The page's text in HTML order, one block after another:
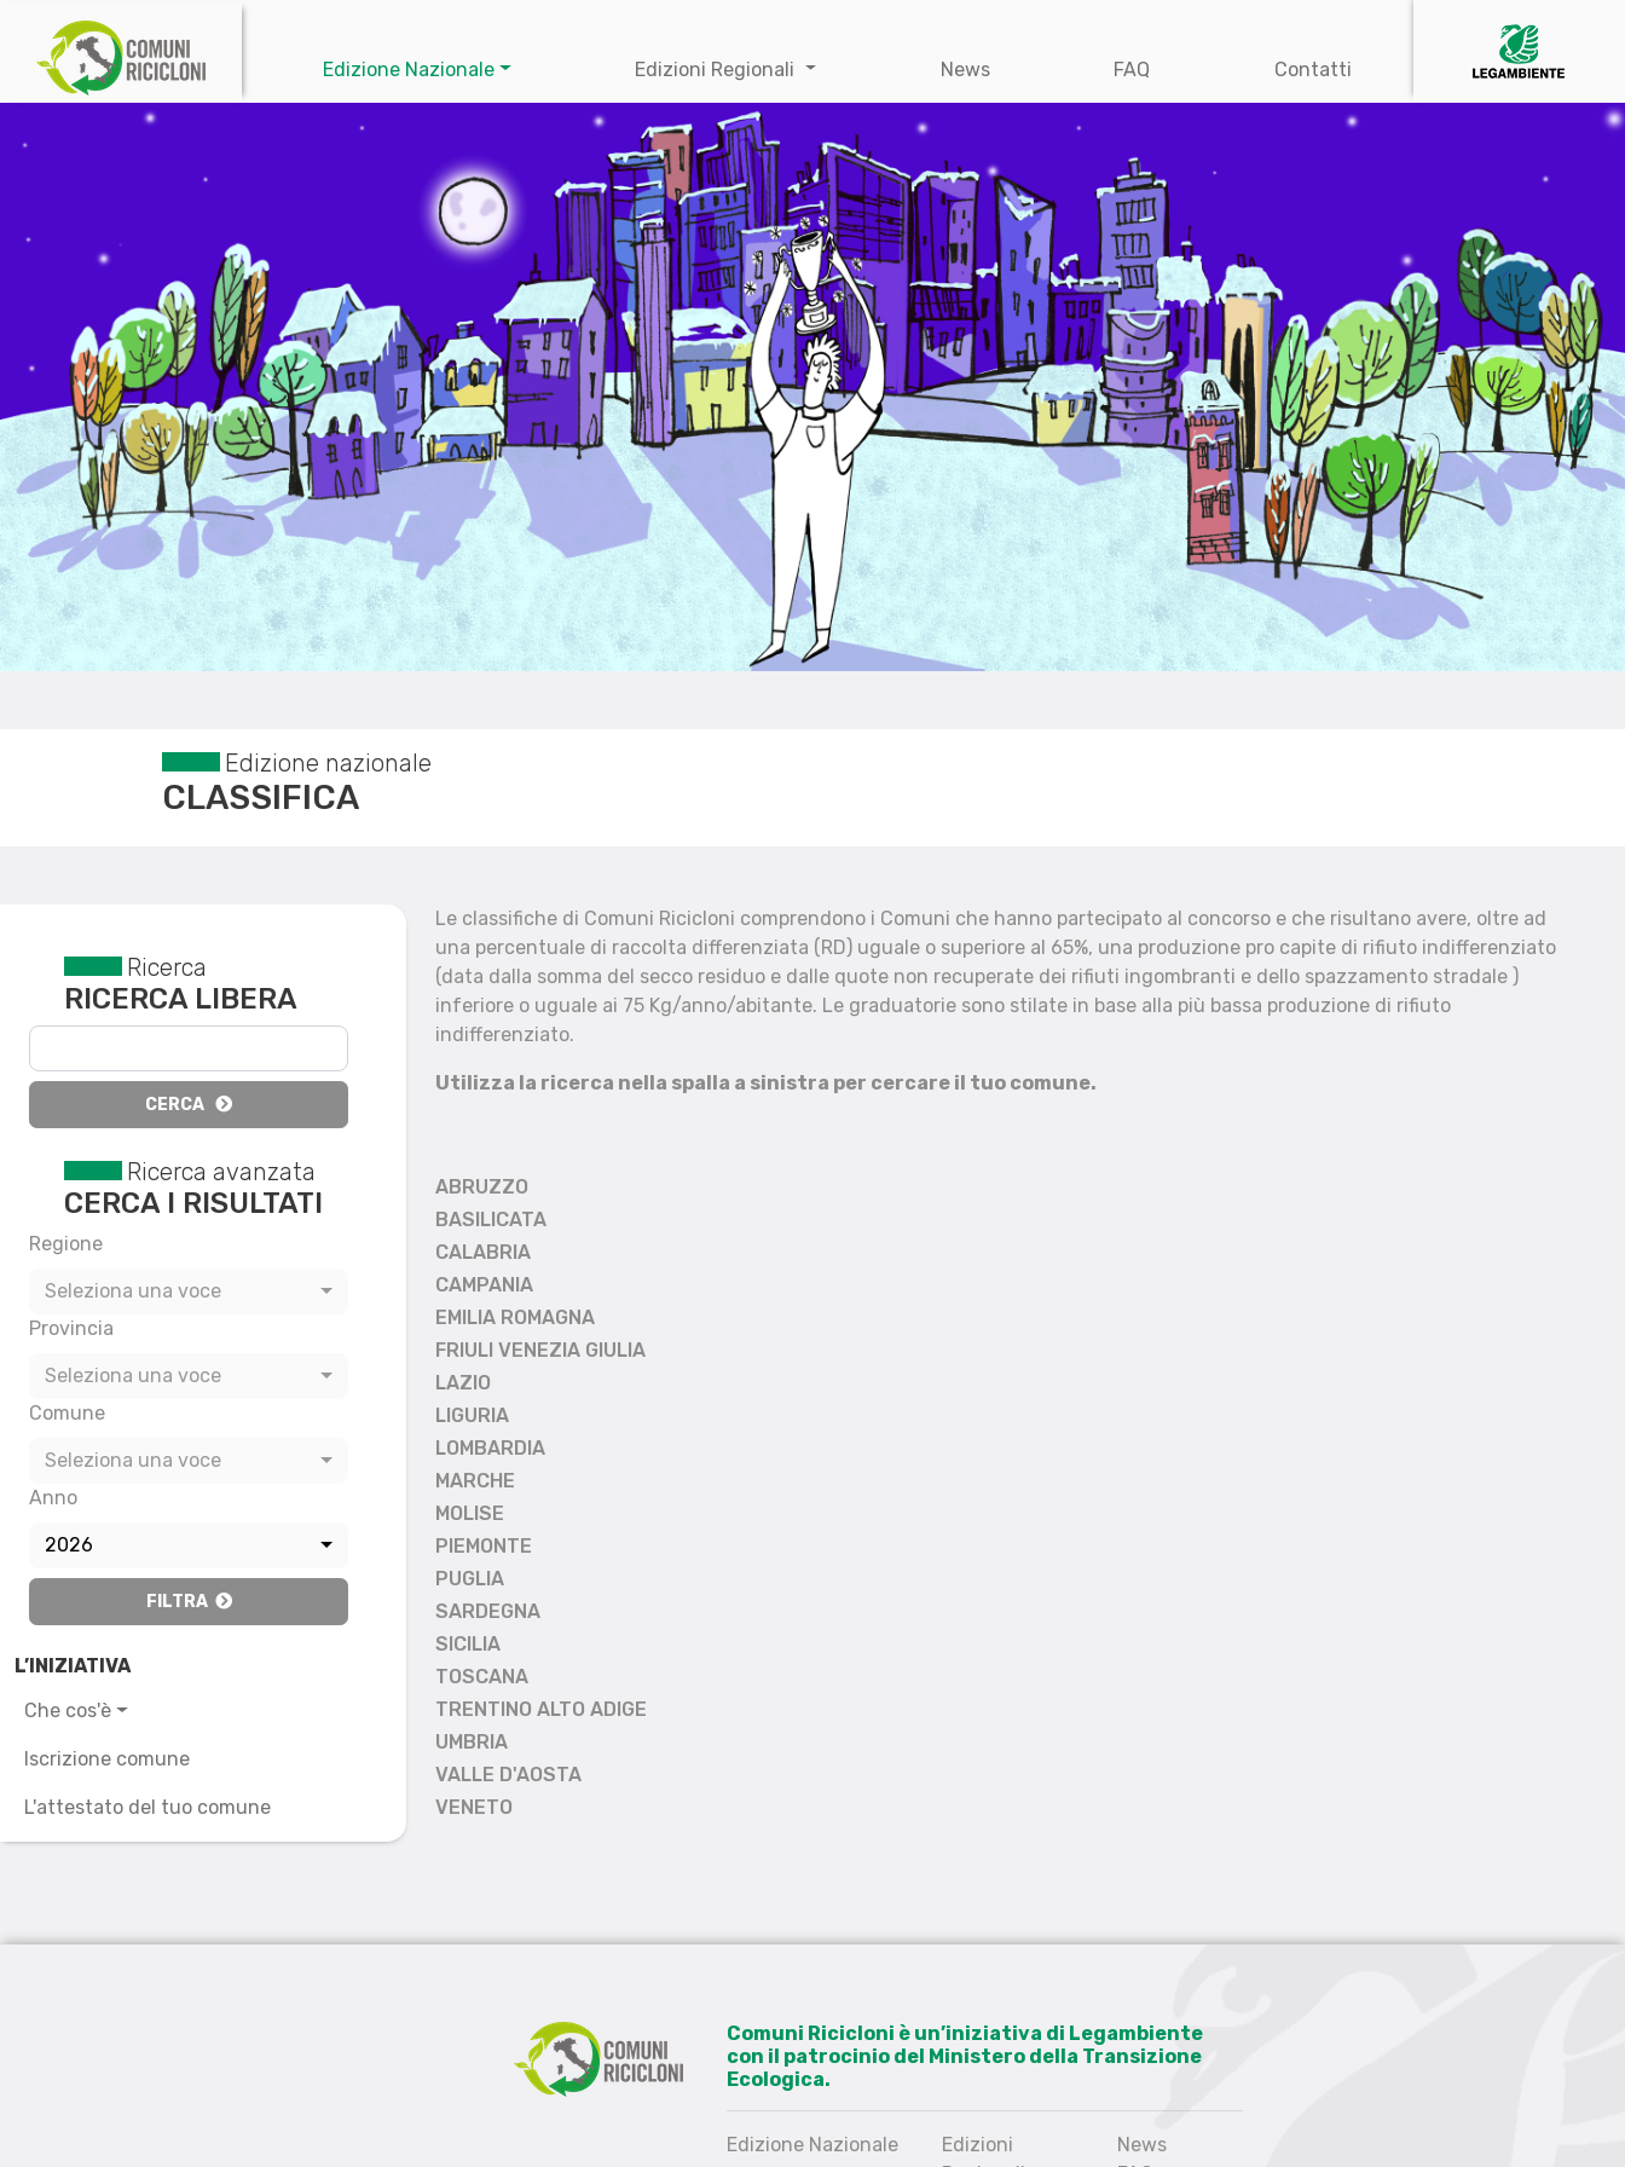
Edizione Nazionale Edizioni Regionali News FAQ Contatti
Edizione nazionale
CLASSIFICA
Reset filtri
Ricerca
RICERCA LIBERA
CERCA
Ricerca avanzata
CERCA I RISULTATI
Regione
Seleziona una voce
Provincia
Seleziona una voce
Comune
Seleziona una voce
Anno
2026
FILTRA
L’INIZIATIVA
Che cos'è
Iscrizione comune
L'attestato del tuo comune
Le classifiche di Comuni Ricicloni comprendono i Comuni che hanno partecipato al concorso e che risultano avere, oltre ad
una percentuale di raccolta differenziata (RD) uguale o superiore al 65%, una produzione pro capite di rifiuto indifferenziato
(data dalla somma del secco residuo e dalle quote non recuperate dei rifiuti ingombranti e dello spazzamento stradale )
inferiore o uguale ai 75 Kg/anno/abitante. Le graduatorie sono stilate in base alla più bassa produzione di rifiuto
indifferenziato.
Utilizza la ricerca nella spalla a sinistra per cercare il tuo comune.
ABRUZZO
BASILICATA
CALABRIA
CAMPANIA
EMILIA ROMAGNA
FRIULI VENEZIA GIULIA
LAZIO
LIGURIA
LOMBARDIA
MARCHE
MOLISE
PIEMONTE
PUGLIA
SARDEGNA
SICILIA
TOSCANA
TRENTINO ALTO ADIGE
UMBRIA
VALLE D'AOSTA
VENETO
Comuni Ricicloni è un’iniziativa di Legambiente
con il patrocinio del Ministero della Transizione
Ecologica.
Edizione Nazionale
Edizioni
News